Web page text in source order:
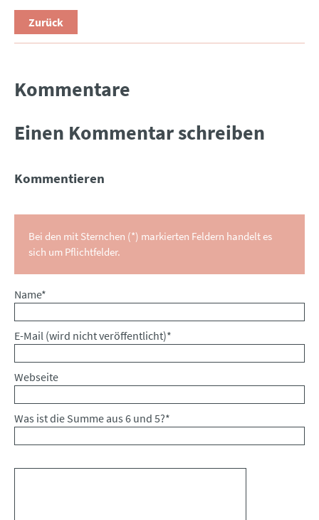
Zurück
Kommentare
Einen Kommentar schreiben
Kommentieren
Bei den mit Sternchen (*) markierten Feldern handelt es
sich um Pflichtfelder.
Pflichtfeld
Name*
Pflichtfeld
E-Mail (wird nicht veröffentlicht)*
Webseite
Was ist die Summe aus 6 und 5?*